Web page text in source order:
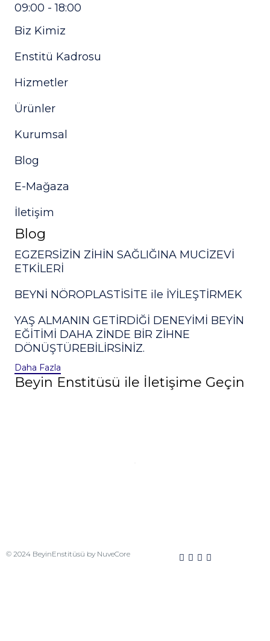
09:00 - 18:00
Biz Kimiz
Enstitü Kadrosu
Hizmetler
Ürünler
Kurumsal
Blog
E-Mağaza
İletişim
Blog
EGZERSİZİN ZİHİN SAĞLIĞINA MUCİZEVİ
ETKİLERİ
BEYNİ NÖROPLASTİSİTE ile İYİLEŞTİRMEK
YAŞ ALMANIN GETİRDİĞİ DENEYİMİ BEYİN
EĞİTİMİ DAHA ZİNDE BİR ZİHNE
DÖNÜŞTÜREBİLİRSİNİZ.
Daha Fazla
Beyin Enstitüsü ile İletişime Geçin
© 2024 BeyinEnstitüsü by NuveCore